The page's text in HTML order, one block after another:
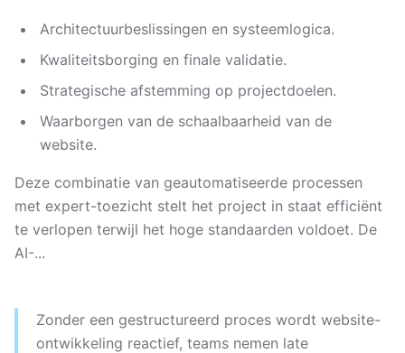
Architectuurbeslissingen en systeemlogica.
Kwaliteitsborging en finale validatie.
Strategische afstemming op projectdoelen.
Waarborgen van de schaalbaarheid van de
website.
Deze combinatie van geautomatiseerde processen
met expert-toezicht stelt het project in staat efficiënt
te verlopen terwijl het hoge standaarden voldoet. De
AI-...
Zonder een gestructureerd proces wordt website-
ontwikkeling reactief, teams nemen late